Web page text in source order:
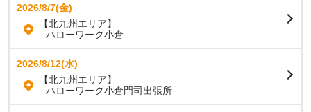
2026/8/7(金)
【北九州エリア】
ハローワーク小倉
2026/8/12(水)
【北九州エリア】
ハローワーク小倉門司出張所